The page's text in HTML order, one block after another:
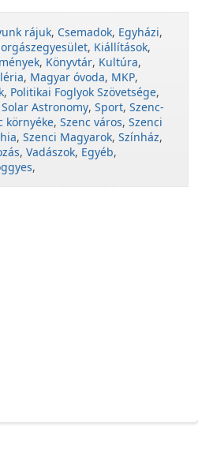
rájuk, Csemadok, Egyházi,
, Kiállítások,
, Könyvtár, Kultúra,
, Magyar óvoda, MKP,
, Politikai Foglyok Szövetsége,
Solar Astronomy, Sport, Szenc-
környéke, Szenc város, Szenci
, Szenci Magyarok, Színház,
, Vadászok, Egyéb,
,